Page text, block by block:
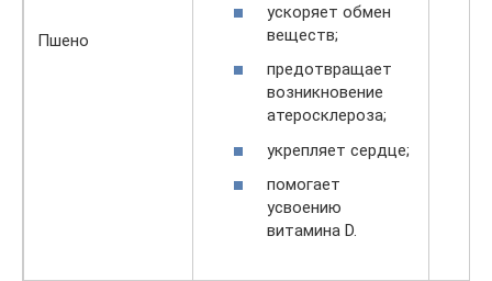
Пшено
ускоряет обмен
веществ;
предотвращает
возникновение
атеросклероза;
укрепляет сердце;
помогает
усвоению
витамина D.